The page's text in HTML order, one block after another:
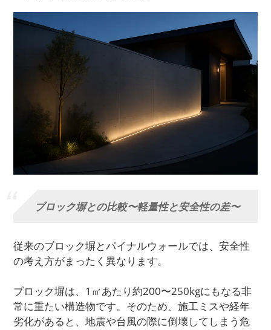
ブロック塀との比較〜軽量性と安全性の差〜
従来のブロック塀とパイナルウォールでは、安全性
の考え方がまったく異なります。
ブロック塀は、1㎡あたり約200〜250kgにもなる非
常に重たい構造物です。そのため、施工ミスや経年
劣化があると、地震や台風の際に倒壊してしまう危